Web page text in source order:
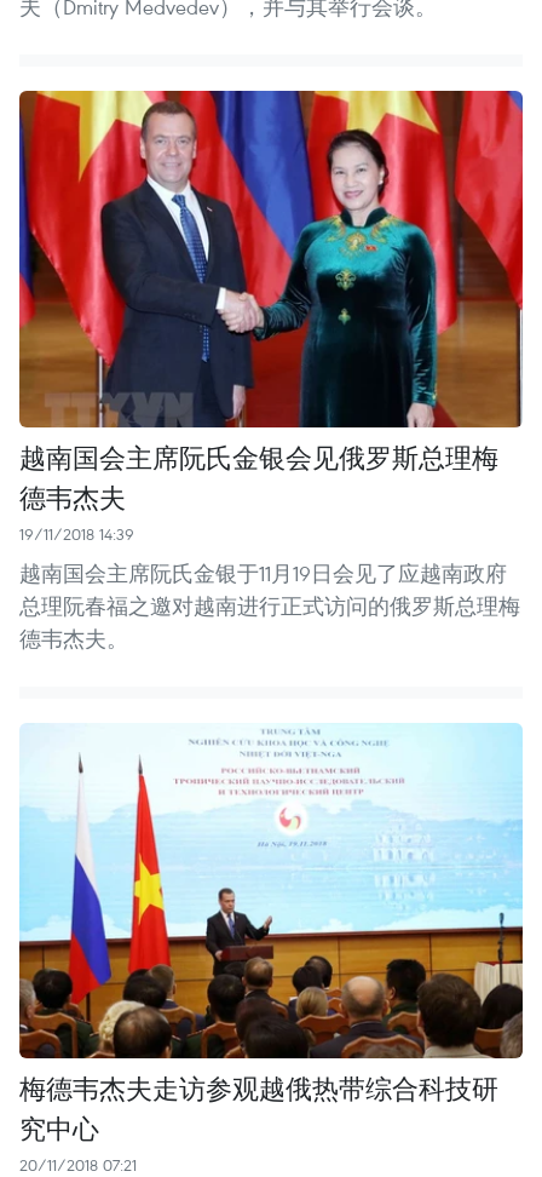
夫（Dmitry Medvedev），并与其举行会谈。
越南国会主席阮氏金银会见俄罗斯总理梅
德韦杰夫
19/11/2018 14:39
越南国会主席阮氏金银于11月19日会见了应越南政府
总理阮春福之邀对越南进行正式访问的俄罗斯总理梅
德韦杰夫。
梅德韦杰夫走访参观越俄热带综合科技研
究中心
20/11/2018 07:21